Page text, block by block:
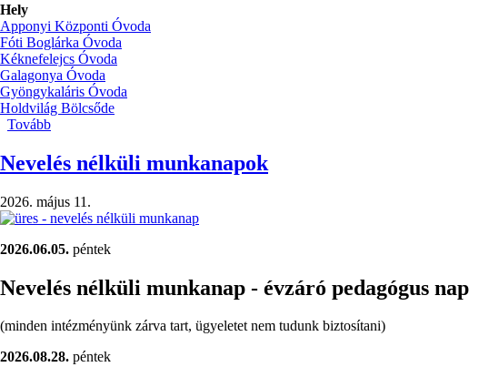
Hely
Apponyi Központi Óvoda
Fóti Boglárka Óvoda
Kéknefelejcs Óvoda
Galagonya Óvoda
Gyöngykaláris Óvoda
Holdvilág Bölcsőde
Tovább
/leendő
kiscsoportosok,
bölcsödések/)
Nevelés nélküli munkanapok
2026. május 11.
2026.06.05. péntek
Nevelés nélküli munkanap - évzáró pedagógus nap
(minden intézményünk zárva tart, ügyeletet nem tudunk biztosítani)
2026.08.28. péntek